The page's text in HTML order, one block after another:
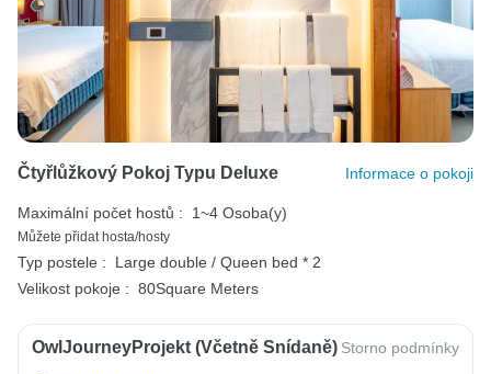
Čtyřlůžkový Pokoj Typu Deluxe Informace o pokoji
Maximální počet hostů : 1~4 Osoba(y)
Můžete přidat hosta/hosty
Typ postele :
Large double / Queen bed * 2
Velikost pokoje : 80Square Meters
OwlJourneyProjekt (včetně Snídaně) Storno podmínky